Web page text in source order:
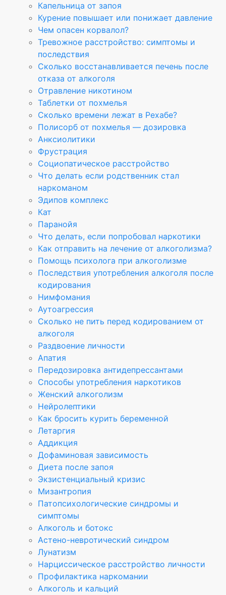
Капельница от запоя
Курение повышает или понижает давление
Чем опасен корвалол?
Тревожное расстройство: симптомы и
последствия
Сколько восстанавливается печень после
отказа от алкоголя
Отравление никотином
Таблетки от похмелья
Сколько времени лежат в Рехабе?
Полисорб от похмелья — дозировка
Анксиолитики
Фрустрация
Социопатическое расстройство
Что делать если родственник стал
наркоманом
Эдипов комплекс
Кат
Паранойя
Что делать, если попробовал наркотики
Как отправить на лечение от алкоголизма?
Помощь психолога при алкоголизме
Последствия употребления алкоголя после
кодирования
Нимфомания
Аутоагрессия
Сколько не пить перед кодированием от
алкоголя
Раздвоение личности
Апатия
Передозировка антидепрессантами
Способы употребления наркотиков
Женский алкоголизм
Нейролептики
Как бросить курить беременной
Летаргия
Аддикция
Дофаминовая зависимость
Диета после запоя
Экзистенциальный кризис
Мизантропия
Патопсихологические синдромы и
симптомы
Алкоголь и ботокс
Астено-невротический синдром
Лунатизм
Нарциссическое расстройство личности
Профилактика наркомании
Алкоголь и кальций